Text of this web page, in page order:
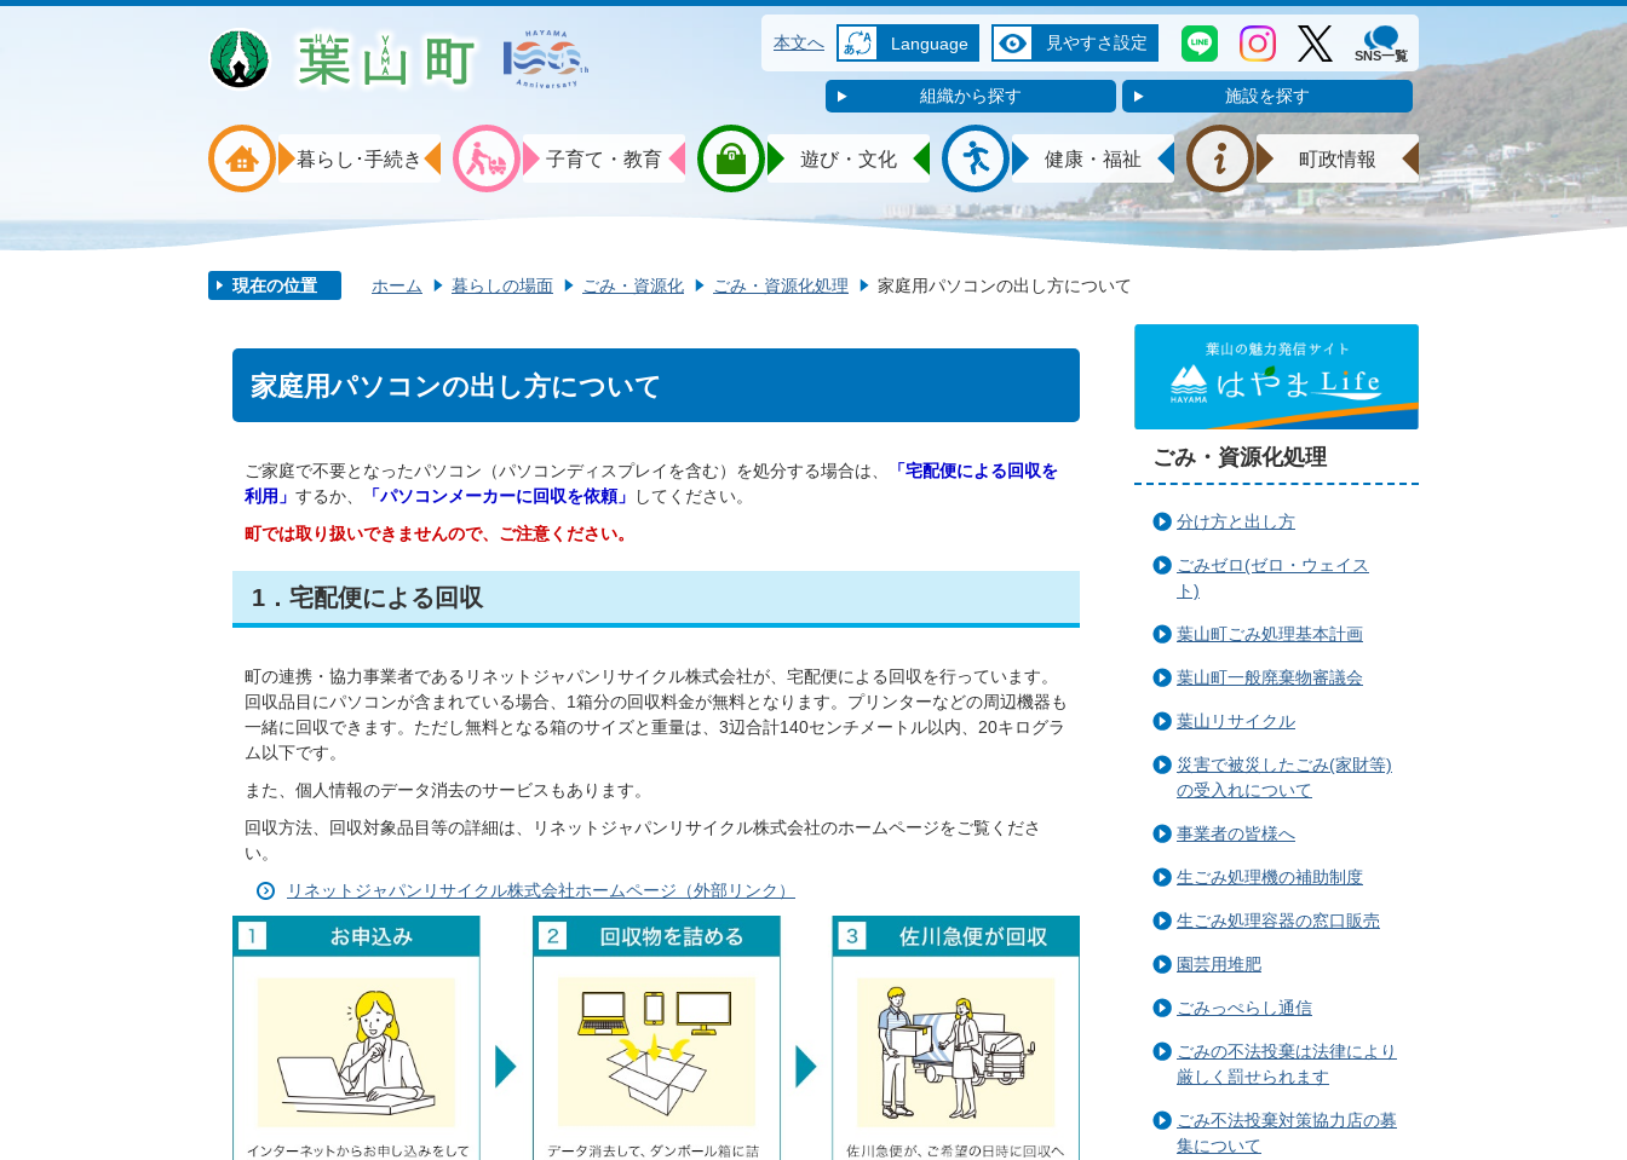
本文へ Language 見やすさ設定
SNS一覧
組織から探す 施設を探す
暮らし･手続き 子育て・教育 遊び・文化 健康・福祉 町政情報
現在の位置 ホーム 暮らしの場面 ごみ・資源化 ごみ・資源化処理 家庭用パソコンの出し方について
家庭用パソコンの出し方について
ご家庭で不要となったパソコン（パソコンディスプレイを含む）を処分する場合は、
「宅配便による回収を
利用」 するか、 「パソコンメーカーに回収を依頼」
してください。
町では取り扱いできませんので、ご注意ください。
1．宅配便による回収
町の連携・協力事業者であるリネットジャパンリサイクル株式会社が、宅配便による回収を行っています。
回収品目にパソコンが含まれている場合、1箱分の回収料金が無料となります。プリンターなどの周辺機器も
一緒に回収できます。ただし無料となる箱のサイズと重量は、3辺合計140センチメートル以内、20キログラ
ム以下です。
また、個人情報のデータ消去のサービスもあります。
回収方法、回収対象品目等の詳細は、リネットジャパンリサイクル株式会社のホームページをご覧くださ
い。
リネットジャパンリサイクル株式会社ホームページ（外部リンク）
ごみ・資源化処理
分け方と出し方
ごみゼロ(ゼロ・ウェイス
ト)
葉山町ごみ処理基本計画
葉山町一般廃棄物審議会
葉山リサイクル
災害で被災したごみ(家財等)
の受入れについて
事業者の皆様へ
生ごみ処理機の補助制度
生ごみ処理容器の窓口販売
園芸用堆肥
ごみっぺらし通信
ごみの不法投棄は法律により
厳しく罰せられます
ごみ不法投棄対策協力店の募
集について